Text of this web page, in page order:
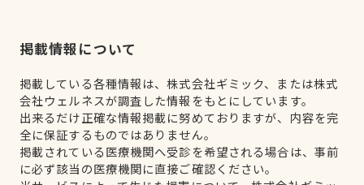
掲載情報について
掲載している各種情報は、株式会社ギミック、または株式
会社ウェルネスが調査した情報をもとにしています。
出来るだけ正確な情報掲載に努めておりますが、内容を完
全に保証するものではありません。
掲載されている医療機関へ受診を希望される場合は、事前
に必ず該当の医療機関に直接ご確認ください。